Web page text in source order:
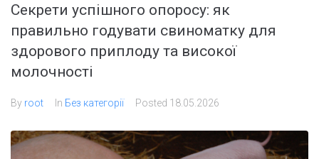
Секрети успішного опоросу: як
правильно годувати свиноматку для
здорового приплоду та високої
молочності
By root In Без категорії Posted 18.05.2026